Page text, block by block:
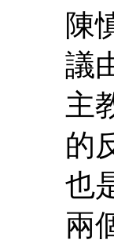
陳
議
主
的
也
兩